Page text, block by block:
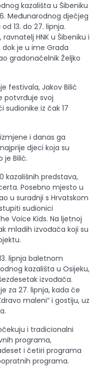
kazališta u Šibeniku
Međunarodnog dječjeg
13. do 27. lipnja.
HNK u Šibeniku i
je u ime Grada
gradonačelnik Željko
festivala, Jakov Bilić
potvrđuje svoj
iz čak 17
i danas ga
djeci koja su
je Bilić.
kazališnih predstava,
Posebno mjesto u
u suradnji s Hrvatskom
sudionici
Voice Kids. Na ljetnoj
mladih izvođača koji su
lipnja baletnom
kazališta u Osijeku,
izvođača.
za 27. lipnja, kada će
maleni“ i gostiju, uz
i tradicionalni
programa,
i četiri programa
programa.